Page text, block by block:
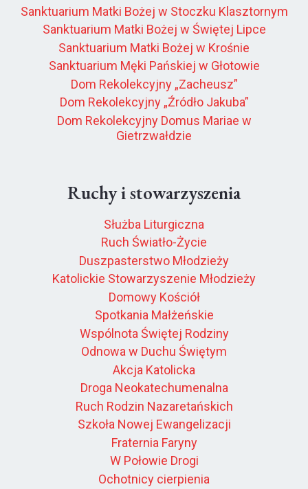
Sanktuarium Matki Bożej w Stoczku Klasztornym
Sanktuarium Matki Bożej w Świętej Lipce
Sanktuarium Matki Bożej w Krośnie
Sanktuarium Męki Pańskiej w Głotowie
Dom Rekolekcyjny „Zacheusz”
Dom Rekolekcyjny „Źródło Jakuba”
Dom Rekolekcyjny Domus Mariae w
Gietrzwałdzie
Ruchy i stowarzyszenia
Służba Liturgiczna
Ruch Światło-Życie
Duszpasterstwo Młodzieży
Katolickie Stowarzyszenie Młodzieży
Domowy Kościół
Spotkania Małżeńskie
Wspólnota Świętej Rodziny
Odnowa w Duchu Świętym
Akcja Katolicka
Droga Neokatechumenalna
Ruch Rodzin Nazaretańskich
Szkoła Nowej Ewangelizacji
Fraternia Faryny
W Połowie Drogi
Ochotnicy cierpienia